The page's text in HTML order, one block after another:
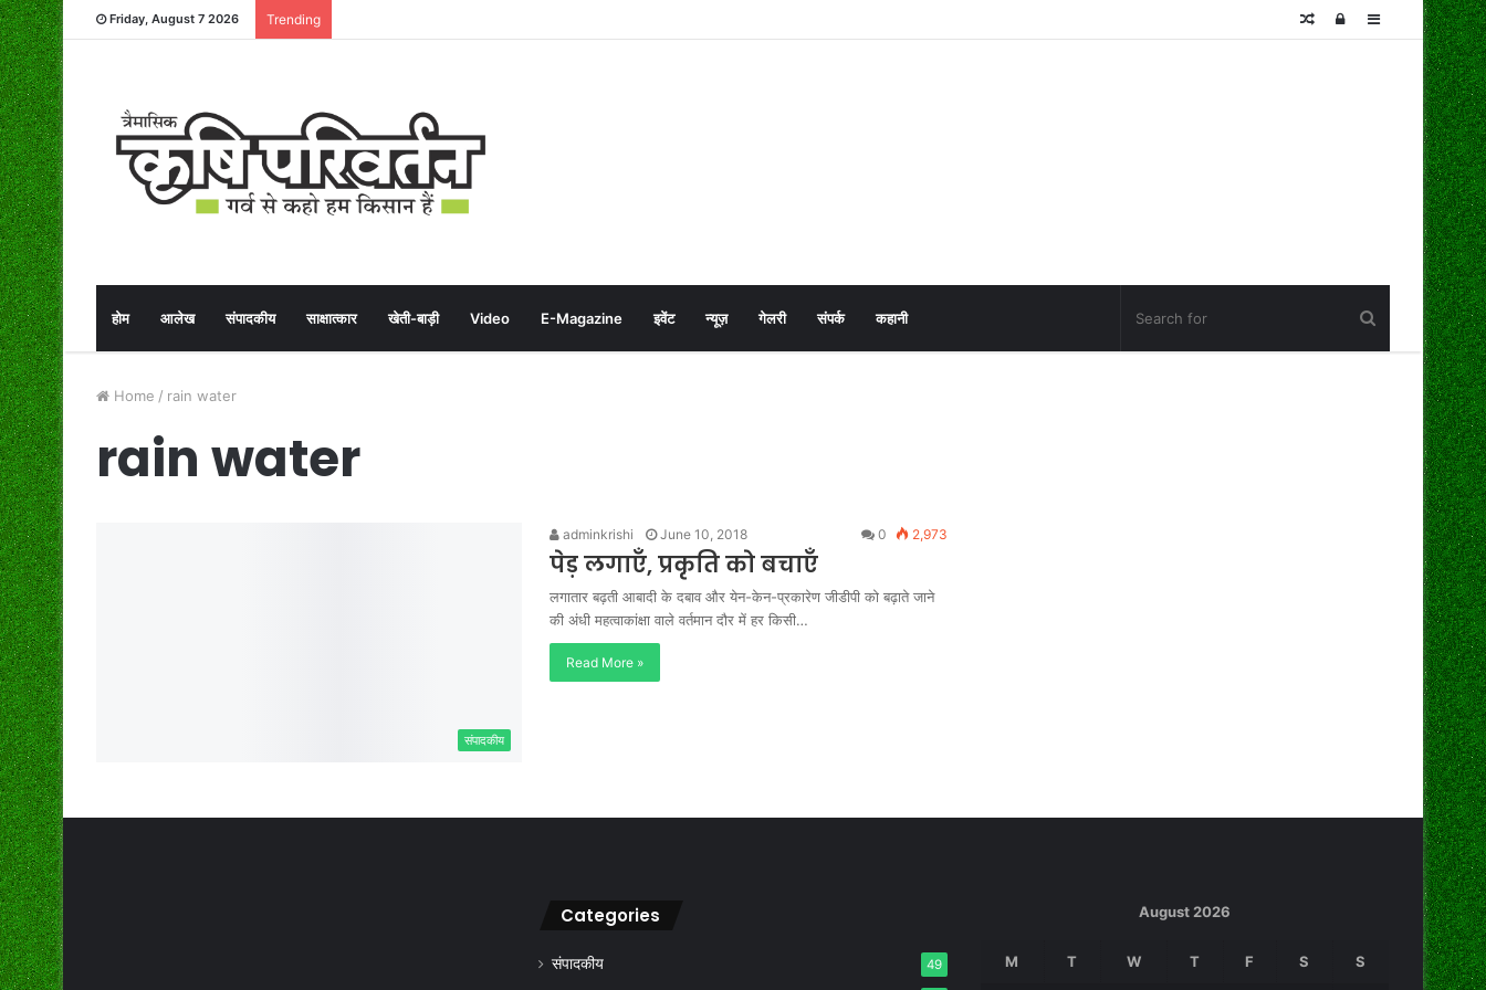
Friday, August 7 2026 Trending Sidebar
Log
Random
होम आलेख संपादकीय साक्षात्कार खेती-बाड़ी Video E-Magazine इवेंट न्यूज़ गेलरी संपर्क कहानी
Home / rain water
rain water
संपादकीय
adminkrishi June 10, 2018 0 2,973
पेड़ लगाएँ, प्रकृति को बचाएँ
लगातार बढ़ती आबादी के दबाव और येन-केन-प्रकारेण जीडीपी को बढ़ाते जाने
की अंधी महत्वाकांक्षा वाले वर्तमान दौर में हर किसी…
Read More »
Categories
संपादकीय 49
August 2026
M T W T F S S